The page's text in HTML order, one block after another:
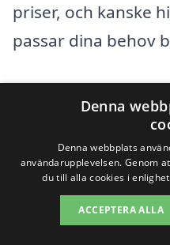
priser, och kanske
passar dina behov
Ödeshög och som
Björka
Denna
Denna webbplats
användarupplevelsen. Genom
du till alla cookies i
ACCEPTERA ALLA